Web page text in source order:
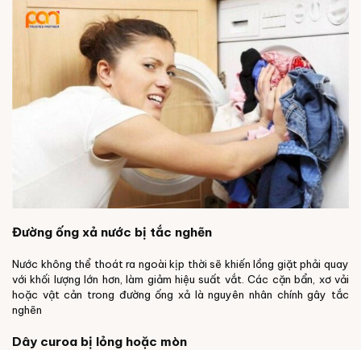
Đường ống xả nước bị tắc nghẽn
Nước không thể thoát ra ngoài kịp thời sẽ khiến lồng giặt phải quay
với khối lượng lớn hơn, làm giảm hiệu suất vắt. Các cặn bẩn, xơ vải
hoặc vật cản trong đường ống xả là nguyên nhân chính gây tắc
nghẽn
Dây curoa bị lỏng hoặc mòn